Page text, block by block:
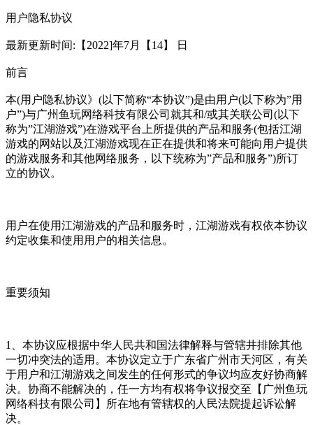
用户隐私协议
最新更新时间:【2022]年7月【14】 日
前言
本(用户隐私协议》(以下简称“本协议”)是由用户(以下称为”用
户”)与广州鱼玩网络科技有限公司就其和/或其关联公司(以下
称为”江湖游戏”)在游戏平台上所提供的产品和服务(包括江湖
游戏的网站以及江湖游戏现在正在提供和将来可能向用户提供
的游戏服务和其他网络服务，以下统称为”产品和服务”)所订
立的协议。
用户在使用江湖游戏的产品和服务时，江湖游戏有权依本协议
约定收集和使用用户的相关信息。
重要须知
1、本协议应根据中华人民共和国法律解释与管辖井排除其他
一切冲突法的适用。本协议定立于广东省广州市天河区，有关
于用户和江湖游戏之间发生的任何形式的争议均应友好协商解
决。协商不能解决的，任一方均有权将争议报交至【广州鱼玩
网络科技有限公司】所在地有管辖权的人民法院提起诉讼解
决。